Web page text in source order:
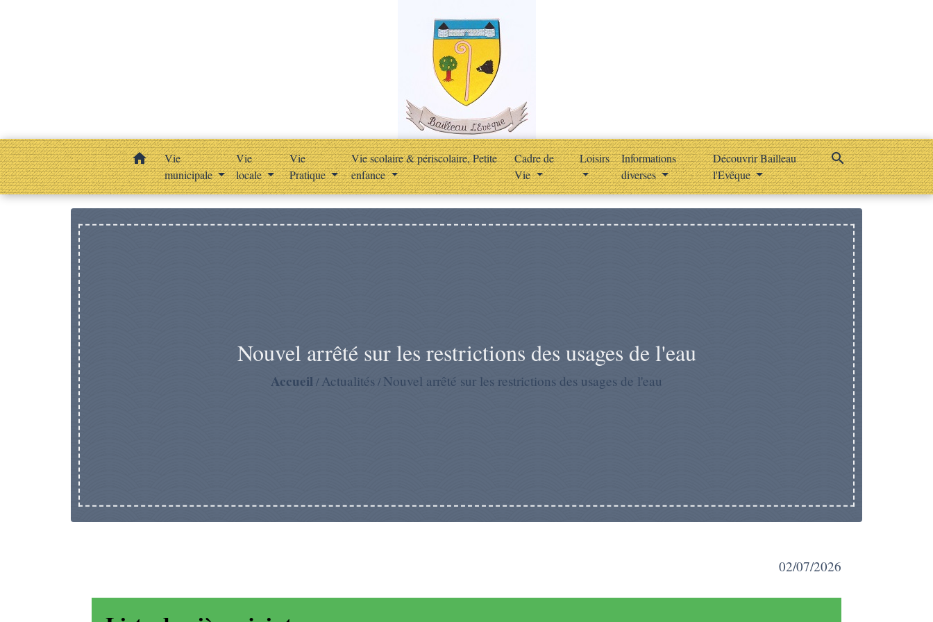
home
Vie
municipale
Vie
locale
Vie
Pratique
Vie scolaire & périscolaire, Petite
enfance
Cadre de
Vie
Loisirs
Informations
diverses
Découvrir Bailleau
l'Evêque
search
Nouvel arrêté sur les restrictions des usages de l'eau
Accueil/ Actualités/ Nouvel arrêté sur les restrictions des usages de l'eau
02/07/2026